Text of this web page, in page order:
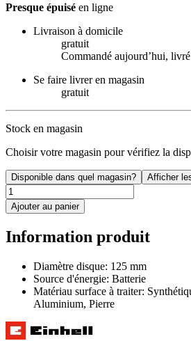
Presque épuisé en ligne
Livraison à domicile
gratuit
Commandé aujourdʼhui,
Se faire livrer en magasin
gratuit
Stock en magasin
Choisir votre magasin pour vérifiez la
Disponible dans quel magasin? Afficher
Ajouter au panier
Information produit
Diamètre disque: 125 mm
Source d'énergie: Batterie
Matériau surface à traiter:
Aluminium, Pierre